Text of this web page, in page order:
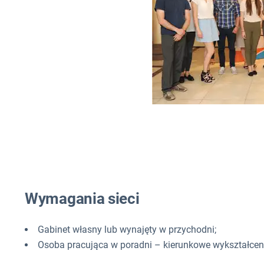
Wymagania sieci
Gabinet własny lub wynajęty w przychodni;
Osoba pracująca w poradni – kierunkowe